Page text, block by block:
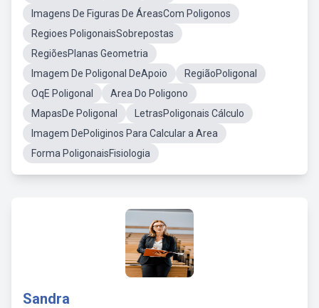
Imagens De Figuras De ÁreasCom Poligonos
Regioes PoligonaisSobrepostas
RegiõesPlanas Geometria
Imagem De Poligonal DeApoio
RegiãoPoligonal
OqE Poligonal
Area Do Poligono
MapasDe Poligonal
LetrasPoligonais Cálculo
Imagem DePoliginos Para Calcular a Area
Forma PoligonaisFisiologia
Sandra